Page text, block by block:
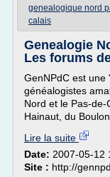
genealogique nord
calais
Genealogie
Les forums
GenNPdC est une
généalogistes
Nord et le Pas-
Hainaut, du
Lire la suite
Date: 2007-05-12
Site : http://